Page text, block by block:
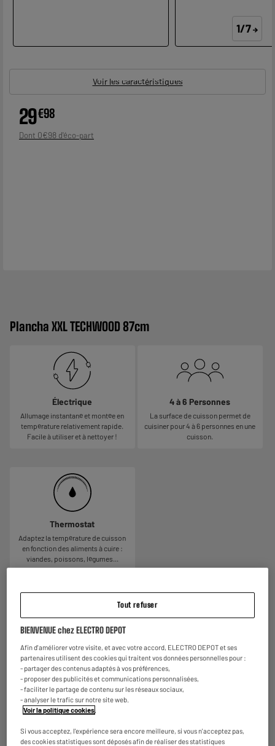
1/7
Voir les caractéristiques
29€98
Dont 0€98
Plancha XXL TECHWOOD 87cm
Électrique
Allumage instantané et montée en
température relativement rapide.
Facile à utiliser et à nettoyer !
4 à 6 Personnes
La surface de cuisson permet de
cuisiner pour 4 à 6 personnes en une
cuisson.
Thermostat
Adaptez la température de cuisson
en fonction des aliments à cuire :
viandes, poissons, légumes...
Garantie :2 ans
Reprise de votre ancien appareil
C'estgratuit !En savoir +
ELECTROSÛR
Une assurance à vie à partir de
appareils de votre foyer achetés chez nous ou ailleurs.
En savoir +
Tout refuser
BIENVENUE chez ELECTRO DEPOT
Afin d'améliorer votre visite, et avec votre accord, ELECTRO DEPOT et ses
partenaires utilisent des cookies qui traitent vos données personnelles pour :
- partager des contenus adaptés à vos préférences,
- proposer des publicités et communications personnalisées,
- faciliter le partage de contenu sur les réseaux sociaux,
- analyser le trafic sur notre site web.
Voir la politique cookies
Si vous acceptez, l'expérience sera encore meilleure, si vous n'acceptez pas,
des cookies statistiques sont déposés afin de réaliser des statistiques